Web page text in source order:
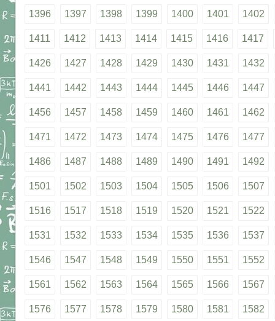
1396 1397 1398 1399 1400 1401 1402
1411 1412 1413 1414 1415 1416 1417
1426 1427 1428 1429 1430 1431 1432
1441 1442 1443 1444 1445 1446 1447
1456 1457 1458 1459 1460 1461 1462
1471 1472 1473 1474 1475 1476 1477
1486 1487 1488 1489 1490 1491 1492
1501 1502 1503 1504 1505 1506 1507
1516 1517 1518 1519 1520 1521 1522
1531 1532 1533 1534 1535 1536 1537
1546 1547 1548 1549 1550 1551 1552
1561 1562 1563 1564 1565 1566 1567
1576 1577 1578 1579 1580 1581 1582